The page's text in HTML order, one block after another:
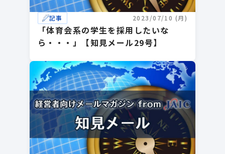
記事 2023/07/10 (月)
「体育会系の学生を採用したいな
ら・・・」【知見メール29号】